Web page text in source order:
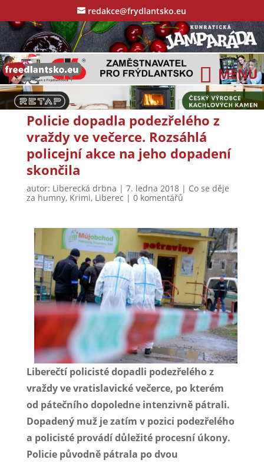
redakce@frydlantsko.eu
Policie dopadla podezřelého z
vraždy ve večerce. Rozsáhlá
policejní akce na jeho dopadení
skončila
autor: Liberecká drbna | 7. ledna 2018| Co se děje
za humny, Krimi, Liberec | 0 komentářů
Liberečtí policisté dopadli podezřelého z
vraždy ve vratislavické večerce, po kterém
od pátečního dopoledne intenzivně pátrali.
Dopadený muž je zatím v pozici podezřelého
a policisté provádí důležité procesní úkony.
Policie původně pátrala po dvou